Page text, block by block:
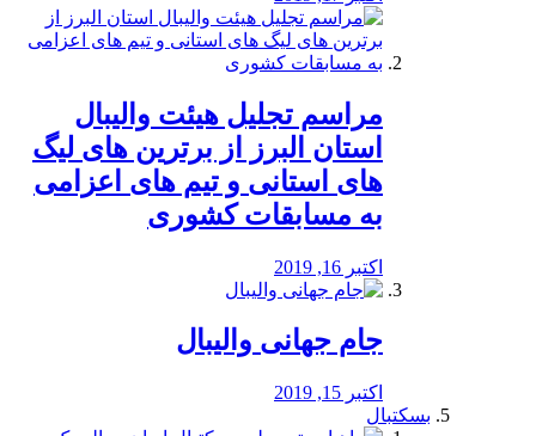
مراسم تجلیل هیئت والیبال
استان البرز از برترین های لیگ
های استانی و تیم های اعزامی
به مسابقات کشوری
اکتبر 16, 2019
جام جهانی والیبال
اکتبر 15, 2019
بسکتبال